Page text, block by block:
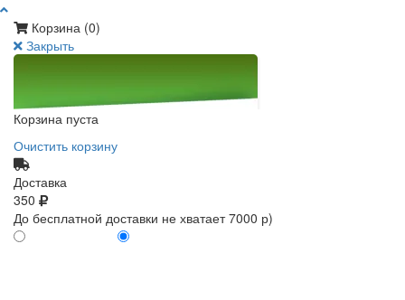
Корзина (0)
Закрыть
Корзина пуста
Очистить корзину
Доставка
350
До бесплатной доставки не хватает 7000 р)